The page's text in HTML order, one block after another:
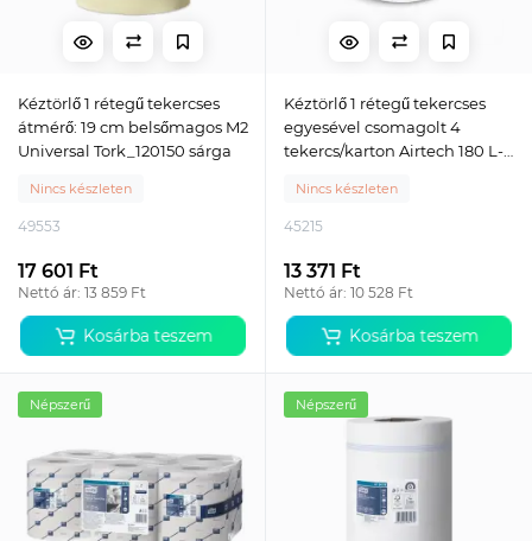
Kéztörlő 1 rétegű tekercses
átmérő: 19 cm belsőmagos M2
Universal Tork_120150 sárga
Nincs készleten
49553
17 601 Ft
Nettó ár: 13 859 Ft
Kosárba teszem
Kéztörlő 1 rétegű tekercses
egyesével csomagolt 4
tekercs/karton Airtech 180 L-
Nincs készleten
45215
13 371 Ft
Nettó ár: 10 528 Ft
Kosárba teszem
Népszerű Népszerű